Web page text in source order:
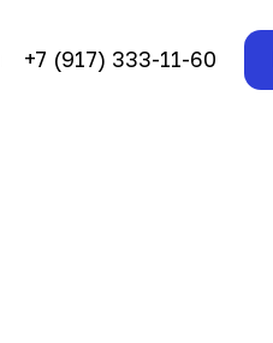
+7 (917) 333-11-60